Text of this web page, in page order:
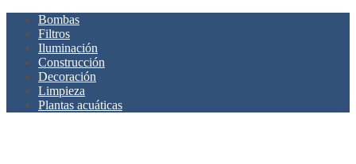
Bombas
Filtros
Iluminación
Construcción
Decoración
Limpieza
Plantas acuáticas